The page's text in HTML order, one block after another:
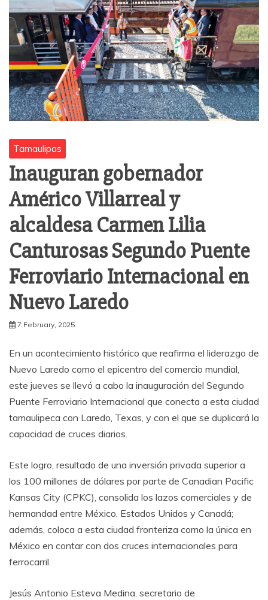
Tamaulipas
Inauguran gobernador
Américo Villarreal y
alcaldesa Carmen Lilia
Canturosas Segundo Puente
Ferroviario Internacional en
Nuevo Laredo
7 February, 2025
En un acontecimiento histórico que reafirma el liderazgo de
Nuevo Laredo como el epicentro del comercio mundial,
este jueves se llevó a cabo la inauguración del Segundo
Puente Ferroviario Internacional que conecta a esta ciudad
tamaulipeca con Laredo, Texas, y con el que se duplicará la
capacidad de cruces diarios.
Este logro, resultado de una inversión privada superior a
los 100 millones de dólares por parte de Canadian Pacific
Kansas City (CPKC), consolida los lazos comerciales y de
hermandad entre México, Estados Unidos y Canadá;
además, coloca a esta ciudad fronteriza como la única en
México en contar con dos cruces internacionales para
ferrocarril.
Jesús Antonio Esteva Medina, secretario de